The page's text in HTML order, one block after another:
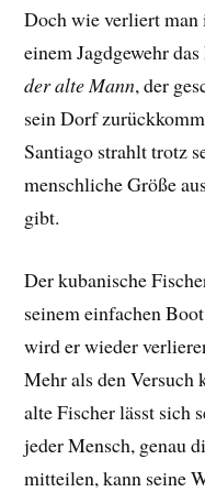
Doch wie verliert man
einem Jagdgewehr
der alte Mann, der
sein Dorf
Santiago strahlt trotz
menschliche Größe
gibt.
Der kubanische
seinem einfachen
wird er wieder
Mehr als den Versuch
alte Fischer lässt sich
jeder Mensch, genau
mitteilen, kann seine